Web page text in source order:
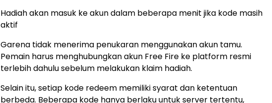
Hadiah akan masuk ke akun dalam beberapa menit jika kode masih
aktif
Garena tidak menerima penukaran menggunakan akun tamu.
Pemain harus menghubungkan akun Free Fire ke platform resmi
terlebih dahulu sebelum melakukan klaim hadiah.
Selain itu, setiap kode redeem memiliki syarat dan ketentuan
berbeda. Beberapa kode hanya berlaku untuk server tertentu,